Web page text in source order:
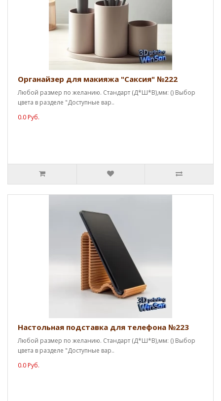
Органайзер для макияжа "Саксия" №222
Любой размер по желанию. Стандарт (Д*Ш*В),мм: () Выбор
цвета в разделе "Доступные вар..
0.0 Руб.
Настольная подставка для телефона №223
Любой размер по желанию. Стандарт (Д*Ш*В),мм: () Выбор
цвета в разделе "Доступные вар..
0.0 Руб.